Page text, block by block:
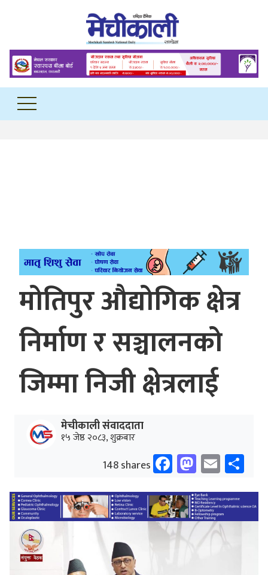
मोतिपुर औद्योगिक क्षेत्र
निर्माण र सञ्चालनको
जिम्मा निजी क्षेत्रलाई
मेचीकाली संवाददाता
१५ जेष्ठ २०८३, शुक्रबार
148 shares Facebook
Email